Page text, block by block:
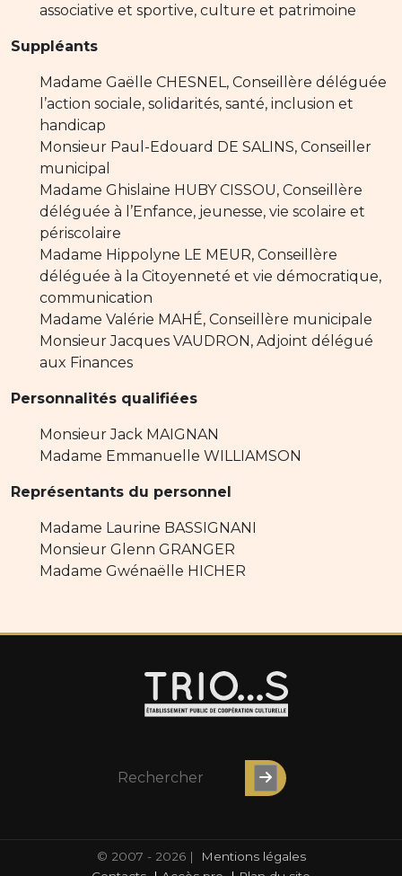
associative et sportive, culture et patrimoine
Suppléants
Madame Gaëlle CHESNEL, Conseillère déléguée
l’action sociale, solidarités, santé, inclusion et
handicap
Monsieur Paul-Edouard DE SALINS, Conseiller
municipal
Madame Ghislaine HUBY CISSOU, Conseillère
déléguée à l’Enfance, jeunesse, vie scolaire et
périscolaire
Madame Hippolyne LE MEUR, Conseillère
déléguée à la Citoyenneté et vie démocratique,
communication
Madame Valérie MAHÉ, Conseillère municipale
Monsieur Jacques VAUDRON, Adjoint délégué
aux Finances
Personnalités qualifiées
Monsieur Jack MAIGNAN
Madame Emmanuelle WILLIAMSON
Représentants du personnel
Madame Laurine BASSIGNANI
Monsieur Glenn GRANGER
Madame Gwénaëlle HICHER
© 2007 - 2026 |
Mentions légales